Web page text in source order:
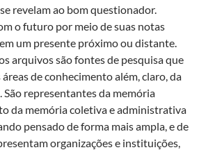
revelam ao bom questionador.
o futuro por meio de suas notas
um presente próximo ou distante.
arquivos são fontes de pesquisa que
de conhecimento além, claro, da
representantes da memória
da memória coletiva e administrativa
pensado de forma mais ampla, e de
organizações e instituições,